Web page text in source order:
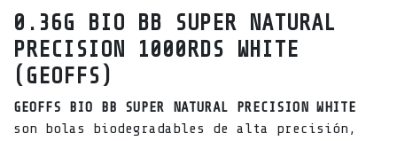
0.36G BIO BB SUPER NATURAL
PRECISION 1000RDS WHITE
(GEOFFS)
GEOFFS BIO BB SUPER NATURAL PRECISION WHITE
son bolas biodegradables de alta precisión,